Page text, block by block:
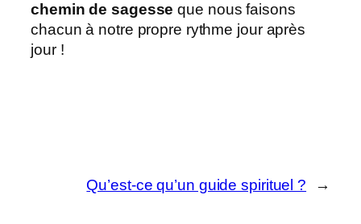
chemin de sagesseque nous faisons
chacun à notre propre rythme jour après
jour !
Qu’est-ce qu’un guide spirituel ? →